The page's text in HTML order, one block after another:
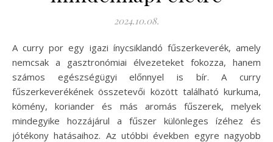
2024.10.08.
A curry por egy igazi ínycsiklandó fűszerkeverék, amely
nemcsak a gasztronómiai élvezeteket fokozza, hanem
számos egészségügyi előnnyel is bír. A curry
fűszerkeverékének összetevői között található kurkuma,
kömény, koriander és más aromás fűszerek, melyek
mindegyike hozzájárul a fűszer különleges ízéhez és
jótékony hatásaihoz. Az utóbbi években egyre nagyobb